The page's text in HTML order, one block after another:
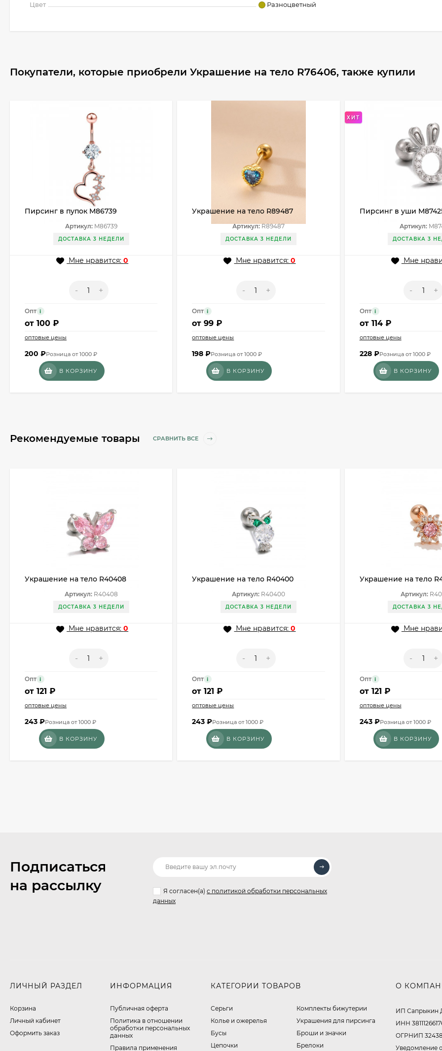
Цвет
Разноцветный
Покупатели, которые приобрели Украшение на тело R76406, также купили
Пирсинг в пупок M86739
Артикул:M86739
ДОСТАВКА 3 НЕДЕЛИ
Мне нравится:0
- +
Опт i
от 100 ₽
оптовые цены
200 ₽Розница от 1000 ₽
В КОРЗИНУ
Украшение на тело R89487
Артикул:R89487
ДОСТАВКА 3 НЕДЕЛИ
Мне нравится:0
- +
Опт i
от99 ₽
оптовые цены
198₽Розница от 1000 ₽
В КОРЗИНУ
ХИТ
Пирсинг в уши
Артикул:
ДОСТАВКА 3
Мне
- +
Опт i
от 114 ₽
оптовые цены
228 ₽Розница от 1000 ₽
В КОРЗИНУ
Рекомендуемые товары СРАВНИТЬ ВСЕ
Украшение на тело R40408
Артикул:R40408
ДОСТАВКА 3 НЕДЕЛИ
Мне нравится:0
- +
Опт i
от 121 ₽
оптовые цены
243 ₽Розница от 1000 ₽
В КОРЗИНУ
Украшение на тело R40400
Артикул:R40400
ДОСТАВКА 3 НЕДЕЛИ
Мне нравится:0
- +
Опт i
от121 ₽
оптовые цены
243₽Розница от 1000 ₽
В КОРЗИНУ
Украшение на тело
Артикул:
ДОСТАВКА 3
Мне
- +
Опт i
от 121 ₽
оптовые цены
243 ₽Розница от 1000 ₽
В КОРЗИНУ
Подписаться
на рассылку
Я согласен(a) с политикой обработки персональных
данных
ЛИЧНЫЙ РАЗДЕЛ
Корзина
Личный кабинет
Оформить заказ
ИНФОРМАЦИЯ
Публичная оферта
​Политика в отношении
обработки персональных
данных
Правила применения
КАТЕГОРИИ ТОВАРОВ
Серьги
Колье и ожерелья
Бусы
Цепочки
Комплекты бижутерии
Украшения для пирсинга
Броши и значки
Брелоки
О
ИП Сапрыкин
ИНН
ОГРНИП
Уведомление